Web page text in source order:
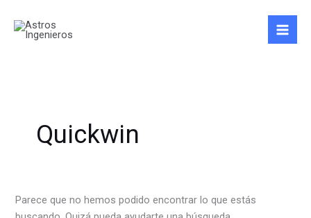
contenido
Quickwin
Parece que no hemos podido encontrar lo que estás
por: